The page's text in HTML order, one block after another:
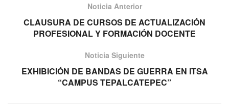
Noticia Anterior
CLAUSURA DE CURSOS DE ACTUALIZACIÓN
PROFESIONAL Y FORMACIÓN DOCENTE
Noticia Siguiente
EXHIBICIÓN DE BANDAS DE GUERRA EN ITSA
“CAMPUS TEPALCATEPEC”